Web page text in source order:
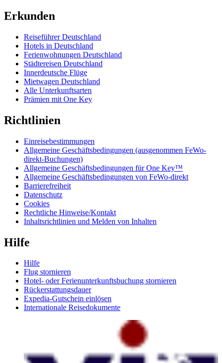
Erkunden
Reiseführer Deutschland
Hotels in Deutschland
Ferienwohnungen Deutschland
Städtereisen Deutschland
Innerdeutsche Flüge
Mietwagen Deutschland
Alle Unterkunftsarten
Prämien mit One Key
Richtlinien
Einreisebestimmungen
Allgemeine Geschäftsbedingungen (ausgenommen FeWo-
direkt-Buchungen)
Allgemeine Geschäftsbedingungen für One Key™
Allgemeine Geschäftsbedingungen von FeWo-direkt
Barrierefreiheit
Datenschutz
Cookies
Rechtliche Hinweise/Kontakt
Inhaltsrichtlinien und Melden von Inhalten
Hilfe
Hilfe
Flug stornieren
Hotel- oder Ferienunterkunftsbuchung stornieren
Rückerstattungsdauer
Expedia-Gutschein einlösen
Internationale Reisedokumente